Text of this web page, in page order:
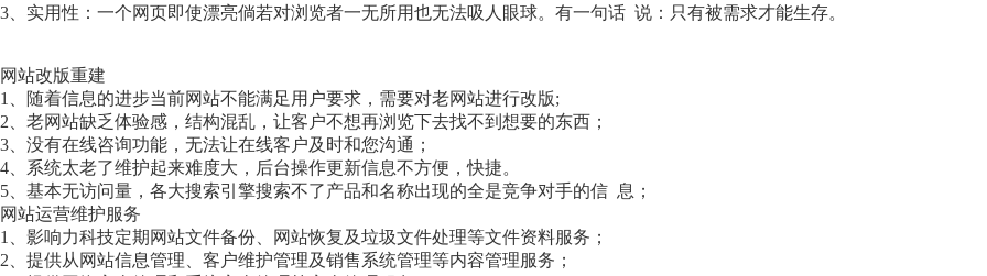
3、实用性：一个网页即使漂亮倘若对浏览者一无所用也无法吸人眼球。有一句话 说：只有被需求才能生存。
网站改版重建
1、随着信息的进步当前网站不能满足用户要求，需要对老网站进行改版;
2、老网站缺乏体验感，结构混乱，让客户不想再浏览下去找不到想要的东西；
3、没有在线咨询功能，无法让在线客户及时和您沟通；
4、系统太老了维护起来难度大，后台操作更新信息不方便，快捷。
5、基本无访问量，各大搜索引擎搜索不了产品和名称出现的全是竞争对手的信 息；
网站运营维护服务
1、影响力科技定期网站文件备份、网站恢复及垃圾文件处理等文件资料服务；
2、提供从网站信息管理、客户维护管理及销售系统管理等内容管理服务；